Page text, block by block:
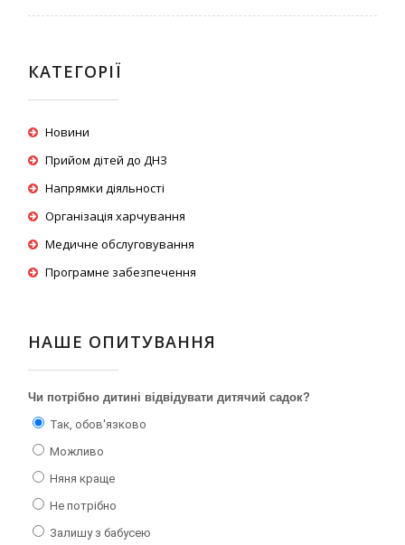
КАТЕГОРІЇ
Новини
Прийом дітей до ДНЗ
Напрямки діяльності
Організація харчування
Медичне обслуговування
Програмне забезпечення
НАШЕ ОПИТУВАННЯ
Чи потрібно дитині відвідувати дитячий садок?
Так, обов'язково
Можливо
Няня краще
Не потрібно
Залишу з бабусею